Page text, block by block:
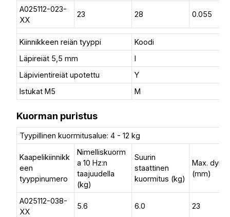
A025112-023-
XX
23 28 0.055
Kiinnikkeen reiän tyyppi
Koodi
Läpireiät 5,5 mm
I
Läpivientireiät upotettu
Y
Istukat M5
M
Kuorman puristus
Tyypillinen kuormitusalue: 4 - 12 kg
Kaapelikiinnikk
een
tyyppinumero
Nimelliskuorm
a 10 Hz:n
taajuudella
(kg)
Suurin
staattinen
kuormitus (kg)
Max. dyn.
(mm)
A025112-038-
XX
5.6 6.0 23